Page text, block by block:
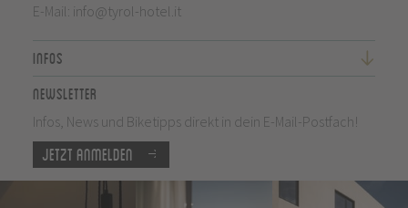
E-Mail: info@tyrol-hotel.it
Infos
Newsletter
Infos, News und Biketipps direkt in dein E-Mail-Postfach!
Jetzt anmelden